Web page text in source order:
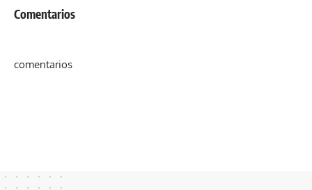
Comentarios
comentarios